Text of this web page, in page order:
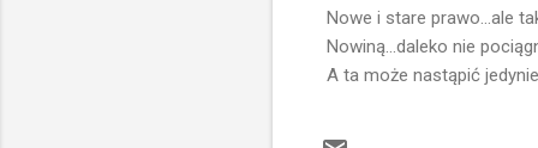
Nowe i stare prawo...ale
Nowiną...daleko nie
A ta może nastąpić